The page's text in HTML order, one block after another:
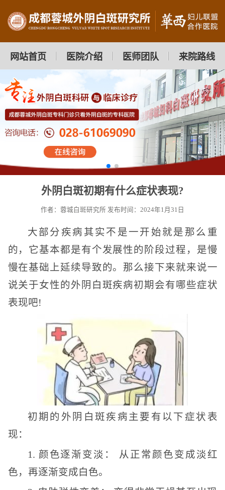
网站首页 医院介绍 医师团队 来院路线
外阴白斑初期有什么症状表现?
作者：蓉城白斑研究所 发布时间：2024年1月31日
大部分疾病其实不是一开始就是那么重
的，它基本都是有个发展性的阶段过程，是慢
慢在基础上延续导致的。那么接下来就来说一
说关于女性的外阴白斑疾病初期会有哪些症状
表现吧!
初期的外阴白斑疾病主要有以下症状表
现：
1. 颜色逐渐变淡： 从正常颜色变成淡红
色，再逐渐变成白色。